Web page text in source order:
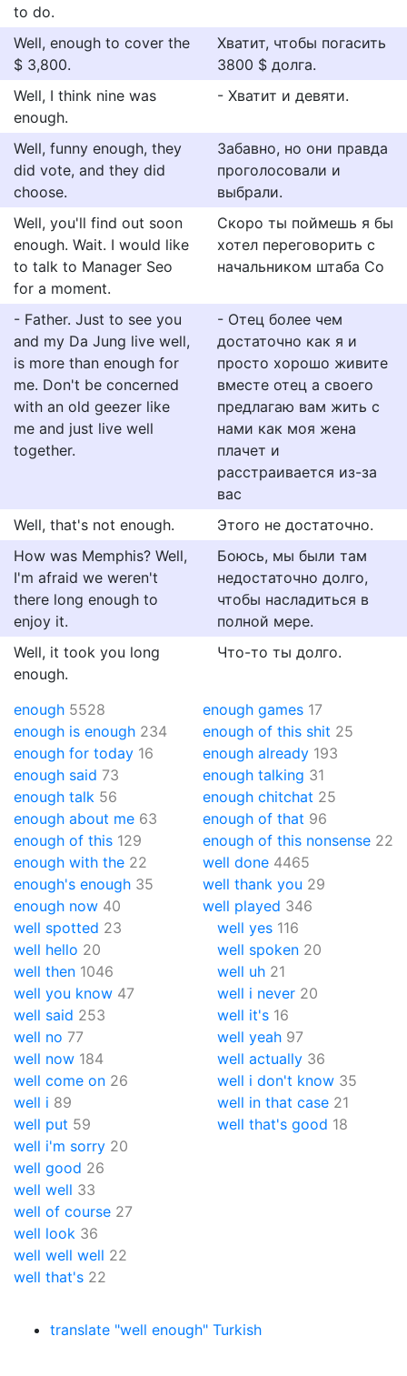
to do.
Well, enough to cover the
$ 3,800.
Хватит, чтобы погасить
3800 $ долга.
Well, I think nine was
enough.
- Хватит и девяти.
Well, funny enough, they
did vote, and they did
choose.
Забавно, но они правда
проголосовали и
выбрали.
Well, you'll find out soon
enough. Wait. I would like
to talk to Manager Seo
for a moment.
Скоро ты поймешь я бы
хотел переговорить с
начальником штаба Со
- Father. Just to see you
and my Da Jung live well,
is more than enough for
me. Don't be concerned
with an old geezer like
me and just live well
together.
- Отец более чем
достаточно как я и
просто хорошо живите
вместе отец а своего
предлагаю вам жить с
нами как моя жена
плачет и
расстраивается из-за
вас
Well, that's not enough.
Этого не достаточно.
How was Memphis? Well,
I'm afraid we weren't
there long enough to
enjoy it.
Боюсь, мы были там
недостаточно долго,
чтобы насладиться в
полной мере.
Well, it took you long
enough.
Что-то ты долго.
enough 5528
enough is enough 234
enough for today 16
enough said 73
enough talk 56
enough about me 63
enough of this 129
enough with the 22
enough's enough 35
enough now 40
enough games 17
enough of this shit 25
enough already 193
enough talking 31
enough chitchat 25
enough of that 96
enough of this nonsense 22
well done 4465
well thank you 29
well played 346
well spotted 23
well hello 20
well then 1046
well you know 47
well said 253
well no 77
well now 184
well come on 26
well i 89
well put 59
well yes 116
well spoken 20
well uh 21
well i never 20
well it's 16
well yeah 97
well actually 36
well i don't know 35
well in that case 21
well that's good 18
well i'm sorry 20
well good 26
well well 33
well of course 27
well look 36
well well well 22
well that's 22
translate "well enough" Turkish